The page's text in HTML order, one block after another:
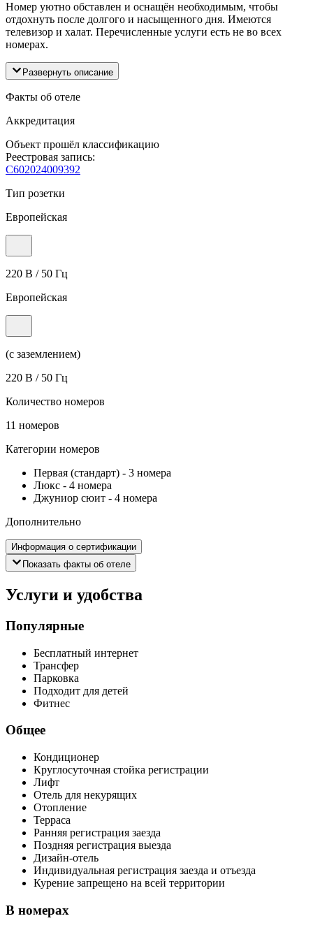
Номер уютно обставлен и оснащён необходимым, чтобы
отдохнуть после долгого и насыщенного дня. Имеются
телевизор и халат. Перечисленные услуги есть не во всех
номерах.
Развернуть описание
Факты об отеле
Аккредитация
Объект прошёл классификацию
Реестровая запись:
С602024009392
Тип розетки
Европейская
220 В / 50 Гц
Европейская
(с заземлением)
220 В / 50 Гц
Количество номеров
11 номеров
Категории номеров
Первая (стандарт) - 3 номера
Люкс - 4 номера
Джуниор сюит - 4 номера
Дополнительно
Информация о сертификации
Показать факты об отеле
Услуги и удобства
Популярные
Бесплатный интернет
Трансфер
Парковка
Подходит для детей
Фитнес
Общее
Кондиционер
Круглосуточная стойка регистрации
Лифт
Отель для некурящих
Отопление
Терраса
Ранняя регистрация заезда
Поздняя регистрация выезда
Дизайн-отель
Индивидуальная регистрация заезда и отъезда
Курение запрещено на всей территории
В номерах